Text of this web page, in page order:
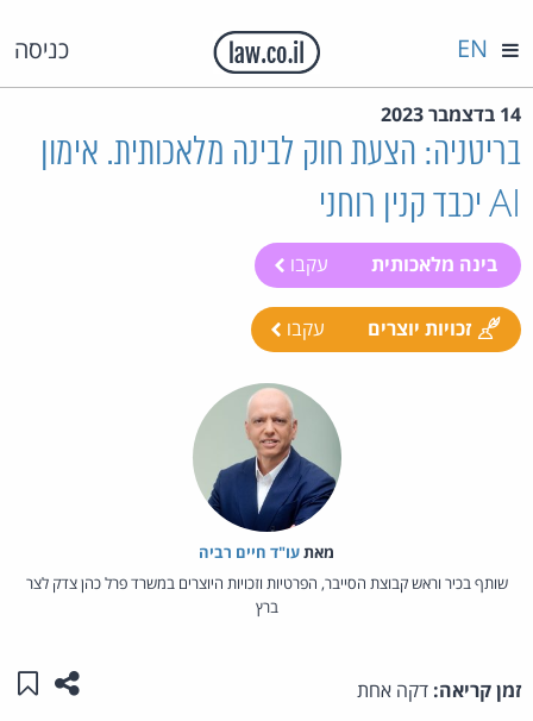
כניסה EN
14 בדצמבר 2023
בריטניה: הצעת חוק לבינה מלאכותית. אימון
AI יכבד קנין רוחני
בינה מלאכותית עקבו
זכויות יוצרים עקבו
מאת‏עו"ד חיים רביה
שותף בכיר וראש קבוצת הסייבר, הפרטיות וזכויות היוצרים במשרד פרל כהן צדק לצר
ברץ
זמן קריאה: דקה אחת שתפו